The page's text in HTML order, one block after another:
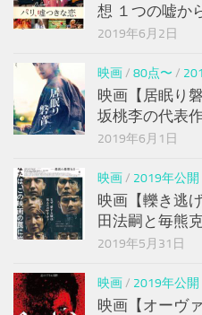
想 １つの嘘か
2019年6月2日
映画/ 80点〜 /
映画【居眠り
坂桃李の代表
2019年6月1日
映画/ 2019年公開
映画【轢き逃
田法嗣と毎熊
2019年5月31日
映画/ 2019年公開
映画【オーヴ